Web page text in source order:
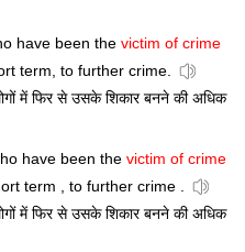
have been the victim of crime
term, to further crime.
में फिर से उसके शिकार बनने की अधिक
have been the victim of crime
term , to further crime .
में फिर से उसके शिकार बनने की अधिक